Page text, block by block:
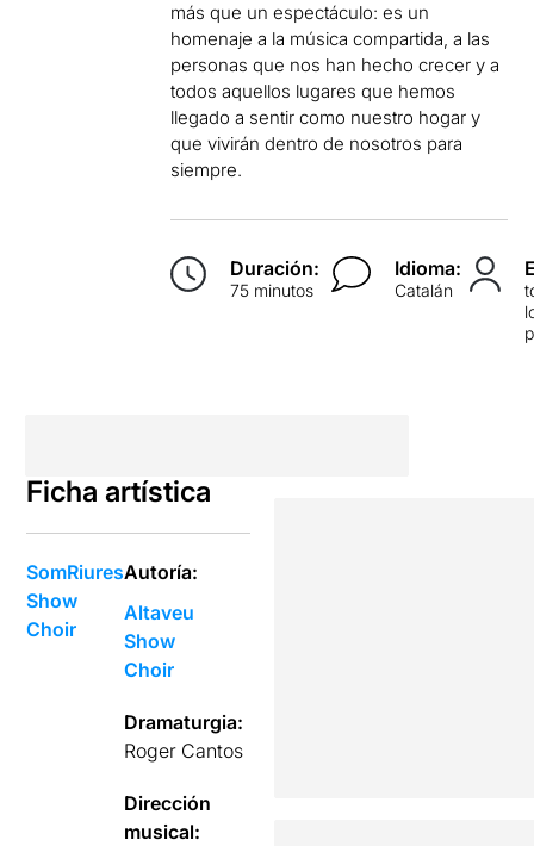
más que un espectáculo: es un
homenaje a la música compartida, a las
personas que nos han hecho crecer y a
todos aquellos lugares que hemos
llegado a sentir como nuestro hogar y
que vivirán dentro de nosotros para
siempre.
Duración:
75 minutos
Idioma:
Catalán
Ficha artística
SomRiures
Show
Choir
Autoría:
Altaveu
Show
Choir
Dramaturgia:
Roger Cantos
Dirección
musical: